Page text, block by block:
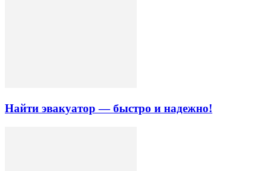
Найти эвакуатор — быстро и надежно!